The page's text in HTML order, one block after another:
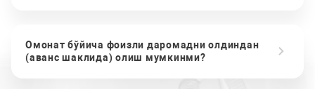
Омонат бўйича фоизли даромадни олдиндан
(аванс шаклида) олиш мумкинми?